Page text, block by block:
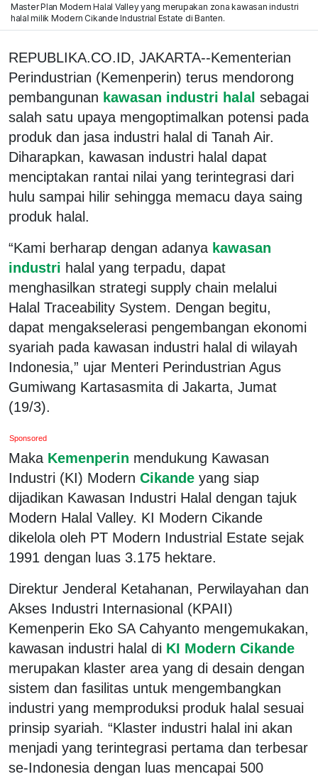
Master Plan Modern Halal Valley yang merupakan zona kawasan industri
halal milik Modern Cikande Industrial Estate di Banten.
REPUBLIKA.CO.ID, JAKARTA--Kementerian
Perindustrian (Kemenperin) terus mendorong
pembangunan kawasan industri halal sebagai
salah satu upaya mengoptimalkan potensi pada
produk dan jasa industri halal di Tanah Air.
Diharapkan, kawasan industri halal dapat
menciptakan rantai nilai yang terintegrasi dari
hulu sampai hilir sehingga memacu daya saing
produk halal.
“Kami berharap dengan adanya kawasan
industri halal yang terpadu, dapat
menghasilkan strategi supply chain melalui
Halal Traceability System. Dengan begitu,
dapat mengakselerasi pengembangan ekonomi
syariah pada kawasan industri halal di wilayah
Indonesia,” ujar Menteri Perindustrian Agus
Gumiwang Kartasasmita di Jakarta, Jumat
(19/3).
Sponsored
Maka Kemenperin mendukung Kawasan
Industri (KI) Modern Cikande yang siap
dijadikan Kawasan Industri Halal dengan tajuk
Modern Halal Valley. KI Modern Cikande
dikelola oleh PT Modern Industrial Estate sejak
1991 dengan luas 3.175 hektare.
Direktur Jenderal Ketahanan, Perwilayahan dan
Akses Industri Internasional (KPAII)
Kemenperin Eko SA Cahyanto mengemukakan,
kawasan industri halal di KI Modern Cikande
merupakan klaster area yang di desain dengan
sistem dan fasilitas untuk mengembangkan
industri yang memproduksi produk halal sesuai
prinsip syariah. “Klaster industri halal ini akan
menjadi yang terintegrasi pertama dan terbesar
se-Indonesia dengan luas mencapai 500